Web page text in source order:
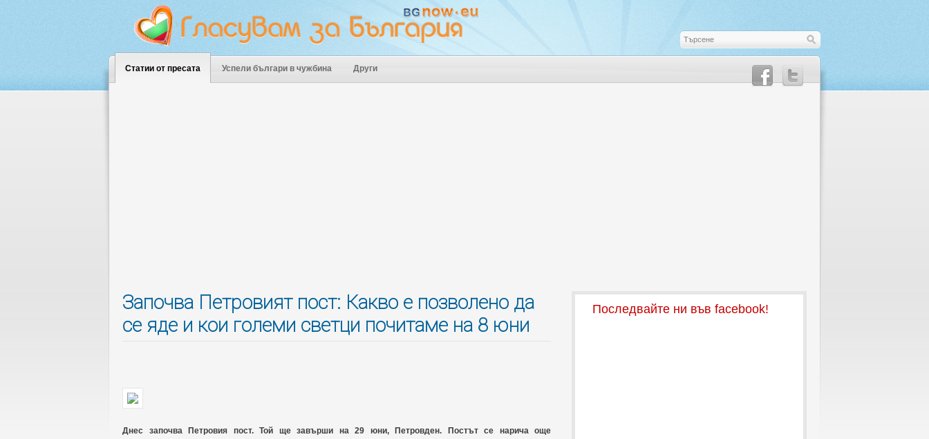
Статии от пресата Успели българи в чужбина Други
Започва Петровият пост: Какво е позволено да
се яде и кои големи светци почитаме на 8 юни
Днес започва Петровия пост. Той ще завърши на 29 юни, Петровден. Постът се нарича още
Последвайте ни във facebook!